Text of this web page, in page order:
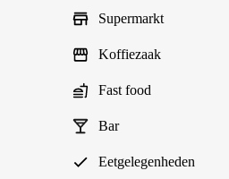
Supermarkt
Koffiezaak
Fast food
Bar
Eetgelegenheden